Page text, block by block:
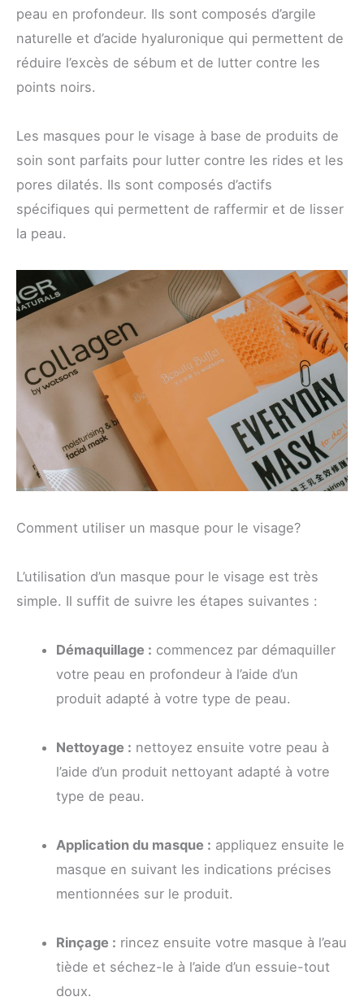
peau en profondeur. Ils sont composés d’argile
naturelle et d’acide hyaluronique qui permettent de
réduire l’excès de sébum et de lutter contre les
points noirs.
Les masques pour le visage à base de produits de
soin sont parfaits pour lutter contre les rides et les
pores dilatés. Ils sont composés d’actifs
spécifiques qui permettent de raffermir et de lisser
la peau.
Comment utiliser un masque pour le visage?
L’utilisation d’un masque pour le visage est très
simple. Il suffit de suivre les étapes suivantes :
Démaquillage : commencez par démaquiller
votre peau en profondeur à l’aide d’un
produit adapté à votre type de peau.
Nettoyage : nettoyez ensuite votre peau à
l’aide d’un produit nettoyant adapté à votre
type de peau.
Application du masque : appliquez ensuite le
masque en suivant les indications précises
mentionnées sur le produit.
Rinçage : rincez ensuite votre masque à l’eau
tiède et séchez-le à l’aide d’un essuie-tout
doux.